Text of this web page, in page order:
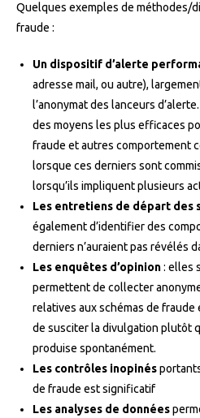
Quelques exemples de méthodes/
fraude :
Un dispositif d’alerte
adresse mail, ou autre),
l’anonymat des lanceurs
des moyens les plus efficaces
fraude et autres comportement
lorsque ces derniers sont
lorsqu’ils impliquent plusieurs
Les entretiens de départ des
également d’identifier des
derniers n’auraient pas révélés
Les enquêtes d’opinion: elles
permettent de collecter
relatives aux schémas de
de susciter la divulgation plutôt
produise spontanément.
Les contrôles inopinés
de fraude est significatif
Les analyses de données